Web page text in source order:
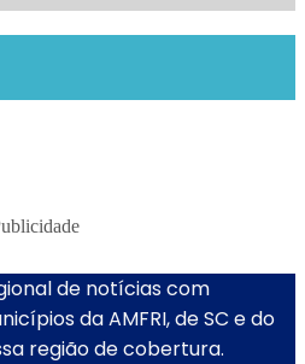
de notícias com
da AMFRI, de SC e do
região de cobertura.